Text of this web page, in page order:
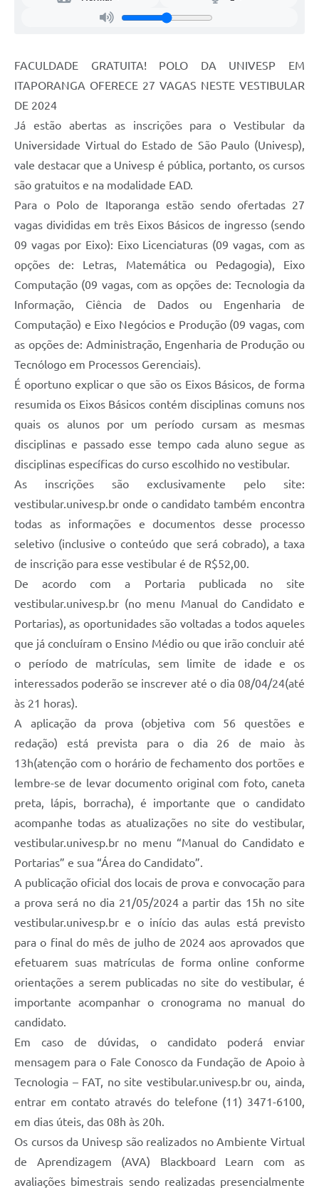
Galeria de Vídeos
Legislação
Editais
Banco do Povo Paulista
Folha de Pagamento
Serviços ao Cidadão
Nota Fiscal Eletrônica
STS - 3º Setor
Telefones Úteis
Transparência
Notícias
SIC
FACULDADE GRATUITA! POLO DA UNIVESP EM
ITAPORANGA OFERECE 27 VAGAS NESTE VESTIBULAR
DE 2024
Já estão abertas as inscrições para o Vestibular da
Universidade Virtual do Estado de São Paulo (Univesp),
vale destacar que a Univesp é pública, portanto, os cursos
são gratuitos e na modalidade EAD.
Para o Polo de Itaporanga estão sendo ofertadas 27
vagas divididas em três Eixos Básicos de ingresso (sendo
09 vagas por Eixo): Eixo Licenciaturas (09 vagas, com as
opções de: Letras, Matemática ou Pedagogia), Eixo
Computação (09 vagas, com as opções de: Tecnologia da
Informação, Ciência de Dados ou Engenharia de
Computação) e Eixo Negócios e Produção (09 vagas, com
as opções de: Administração, Engenharia de Produção ou
Tecnólogo em Processos Gerenciais).
É oportuno explicar o que são os Eixos Básicos, de forma
resumida os Eixos Básicos contém disciplinas comuns nos
quais os alunos por um período cursam as mesmas
disciplinas e passado esse tempo cada aluno segue as
disciplinas específicas do curso escolhido no vestibular.
As inscrições são exclusivamente pelo site:
vestibular.univesp.br onde o candidato também encontra
todas as informações e documentos desse processo
seletivo (inclusive o conteúdo que será cobrado), a taxa
de inscrição para esse vestibular é de R$52,00.
De acordo com a Portaria publicada no site
vestibular.univesp.br (no menu Manual do Candidato e
Portarias), as oportunidades são voltadas a todos aqueles
que já concluíram o Ensino Médio ou que irão concluir até
o período de matrículas, sem limite de idade e os
interessados poderão se inscrever até o dia 08/04/24(até
às 21 horas).
A aplicação da prova (objetiva com 56 questões e
redação) está prevista para o dia 26 de maio às
13h(atenção com o horário de fechamento dos portões e
lembre-se de levar documento original com foto, caneta
preta, lápis, borracha), é importante que o candidato
acompanhe todas as atualizações no site do vestibular,
vestibular.univesp.br no menu “Manual do Candidato e
Portarias” e sua “Área do Candidato”.
A publicação oficial dos locais de prova e convocação para
a prova será no dia 21/05/2024 a partir das 15h no site
vestibular.univesp.br e o início das aulas está previsto
para o final do mês de julho de 2024 aos aprovados que
efetuarem suas matrículas de forma online conforme
orientações a serem publicadas no site do vestibular, é
importante acompanhar o cronograma no manual do
candidato.
Em caso de dúvidas, o candidato poderá enviar
mensagem para o Fale Conosco da Fundação de Apoio à
Tecnologia – FAT, no site vestibular.univesp.br ou, ainda,
entrar em contato através do telefone (11) 3471-6100,
em dias úteis, das 08h às 20h.
Os cursos da Univesp são realizados no Ambiente Virtual
de Aprendizagem (AVA) Blackboard Learn com as
avaliações bimestrais sendo realizadas presencialmente